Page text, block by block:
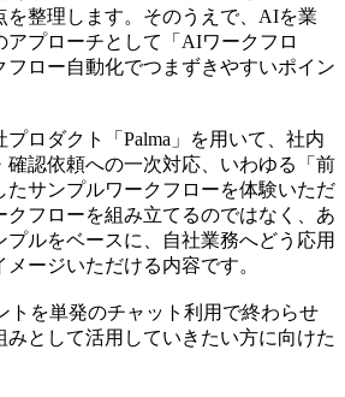
を整理します。そのうえで、AIを業
アプローチとして「AIワークフロ
フロー自動化でつまずきやすいポイン
ロダクト「Palma」を用いて、社内
確認依頼への一次対応、いわゆる「前
たサンプルワークフローを体験いただ
クフローを組み立てるのではなく、あ
プルをベースに、自社業務へどう応用
ージいただける内容です。
トを単発のチャット利用で終わらせ
として活用していきたい方に向けた